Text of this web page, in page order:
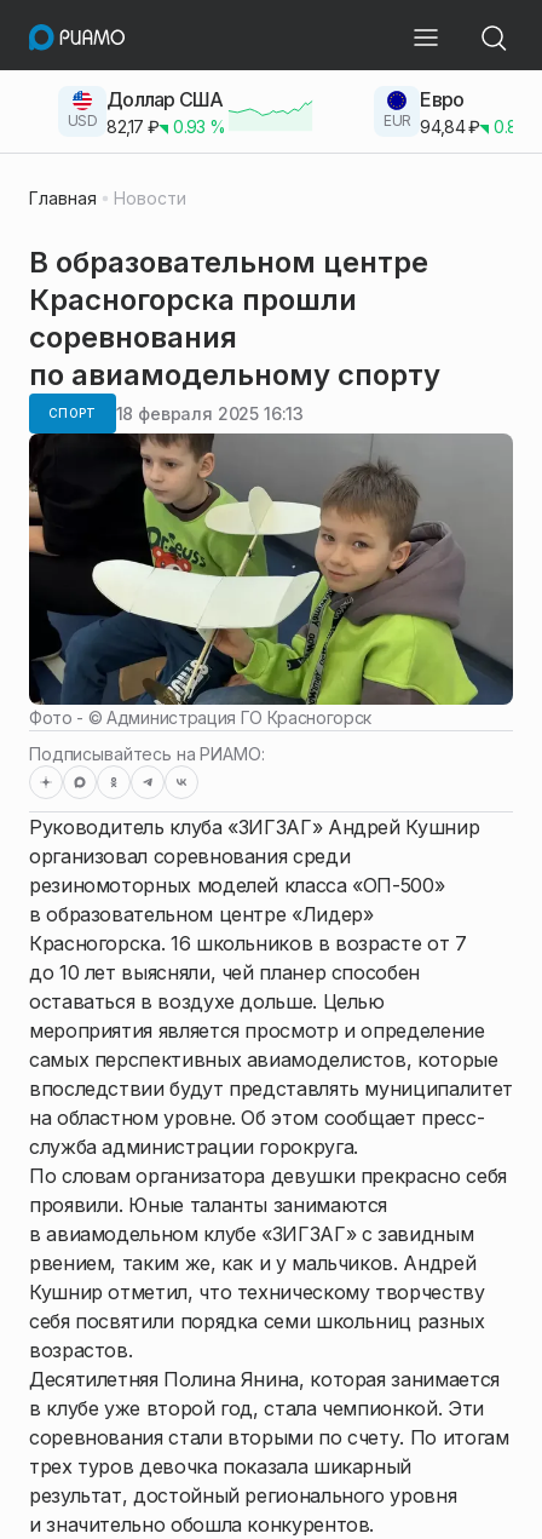
USD
Доллар США
82,17 ₽ 0.93 % EUR
Евро
94,84₽ 0.83
Главная Новости
В образовательном центре
Красногорска прошли
соревнования
по авиамодельному спорту
СПОРТ 18 февраля 2025 16:13
Фото - ©Администрация ГО Красногорск
Подписывайтесь на РИАМО:
Руководитель клуба «ЗИГЗАГ» Андрей Кушнир
организовал соревнования среди
резиномоторных моделей класса «ОП-500»
в образовательном центре «Лидер»
Красногорска. 16 школьников в возрасте от 7
до 10 лет выясняли, чей планер способен
оставаться в воздухе дольше. Целью
мероприятия является просмотр и определение
самых перспективных авиамоделистов, которые
впоследствии будут представлять муниципалитет
на областном уровне. Об этом сообщает пресс-
служба администрации горокруга.
По словам организатора девушки прекрасно себя
проявили. Юные таланты занимаются
в авиамодельном клубе «ЗИГЗАГ» с завидным
рвением, таким же, как и у мальчиков. Андрей
Кушнир отметил, что техническому творчеству
себя посвятили порядка семи школьниц разных
возрастов.
Десятилетняя Полина Янина, которая занимается
в клубе уже второй год, стала чемпионкой. Эти
соревнования стали вторыми по счету. По итогам
трех туров девочка показала шикарный
результат, достойный регионального уровня
и значительно обошла конкурентов.